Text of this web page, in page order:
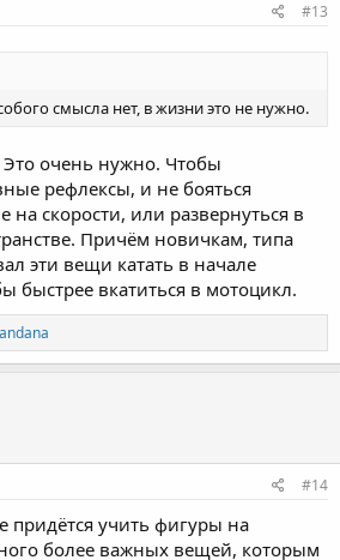
#13
смысла нет, в жизни это не нужно.
Это очень нужно. Чтобы
рефлексы, и не бояться
на скорости, или развернуться в
Причём новичкам, типа
эти вещи катать в начале
быстрее вкатиться в мотоцикл.
#14
придётся учить фигуры на
более важных вещей, которым